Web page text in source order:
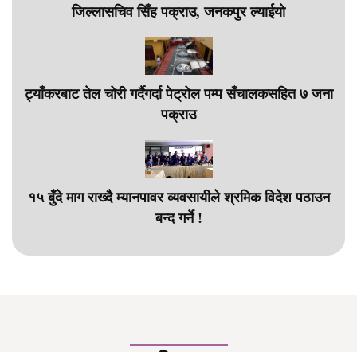
जिल्लासचिव सिँह पक्राउ, जनकपुर ल्याईयो
ट्याँकरबाट तेल चोरी गर्दैगर्दा पेट्रोल पम्प सँचालकसहित ७ जना
पक्राउ
१५ बुँदे माग राख्दै म्यानपावर व्यवसायीले श्रमिक विदेश पठाउन
बन्द गर्ने !